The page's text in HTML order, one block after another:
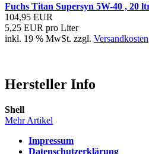
Fuchs Titan Supersyn 5W-40 , 20
104,95 EUR
5,25 EUR pro Liter
inkl. 19 % MwSt. zzgl. Versandkosten
Hersteller Info
Shell
Mehr Artikel
Impressum
Datenschutzerklärung